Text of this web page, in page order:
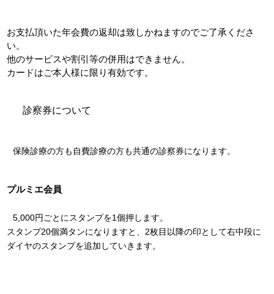
お支払頂いた年会費の返却は致しかねますのでご了承くださ
い。
他のサービスや割引等の併用はできません。
カードはご本人様に限り有効です。
診察券について
保険診療の方も自費診療の方も共通の診察券になります。
プルミエ会員
5,000円ごとにスタンプを1個押します。
スタンプ20個満タンになりますと、2枚目以降の印として右中段に
ダイヤのスタンプを追加していきます。